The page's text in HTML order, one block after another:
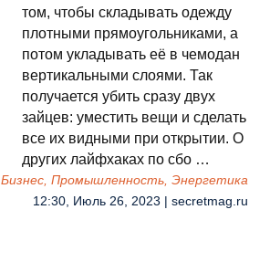
том, чтобы складывать одежду
плотными прямоугольниками, а
потом укладывать её в чемодан
вертикальными слоями. Так
получается убить сразу двух
зайцев: уместить вещи и сделать
все их видными при открытии. О
других лайфхаках по сбо …
Бизнес, Промышленность, Энергетика
12:30, Июль 26, 2023 | secretmag.ru